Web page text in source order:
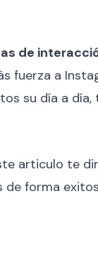
de
fuerza a
su día a día,
articulo te
de forma